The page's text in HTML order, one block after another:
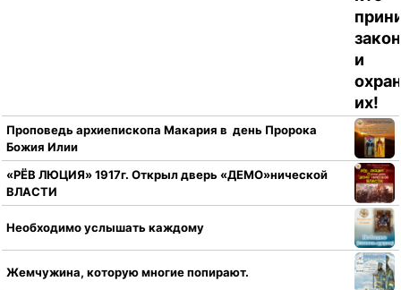
Проповедь архиепископа Макария в день Пророка
Божия Илии
«РЁВ ЛЮЦИЯ» 1917г. Открыл дверь «ДЕМО»нической
ВЛАСТИ
Необходимо услышать каждому
Жемчужина, которую многие попирают.